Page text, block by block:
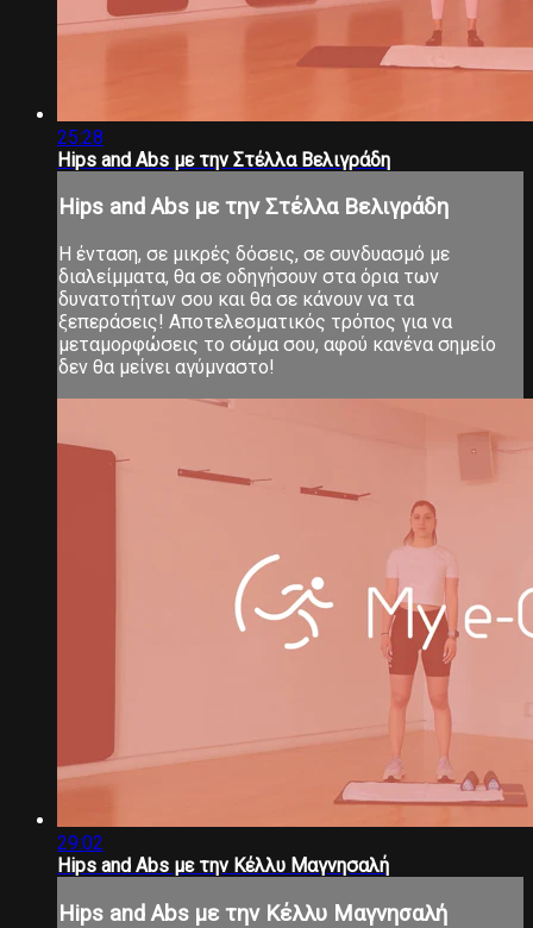
25:28
Hips and Abs με την Στέλλα Βελιγράδη
Hips and Abs με την Στέλλα Βελιγράδη
Η ένταση, σε μικρές δόσεις, σε συνδυασμό με
διαλείμματα, θα σε οδηγήσουν στα όρια των
δυνατοτήτων σου και θα σε κάνουν να τα
ξεπεράσεις! Αποτελεσματικός τρόπος για να
μεταμορφώσεις το σώμα σου, αφού κανένα σημείο
δεν θα μείνει αγύμναστο!
29:02
Hips and Abs με την Κέλλυ Μαγνησαλή
Hips and Abs με την Κέλλυ Μαγνησαλή